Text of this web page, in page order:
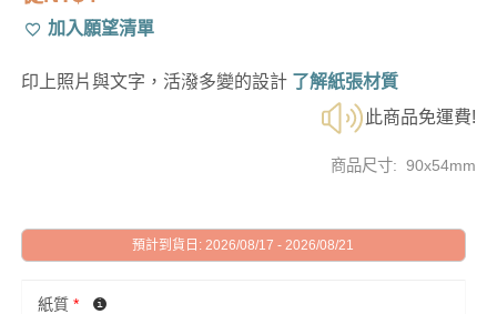
加入願望清單
印上照片與文字，活潑多變的設計 了解紙張材質
此商品免運費!
商品尺寸: 90x54mm
預計到貨日: 2026/08/17 - 2026/08/21
紙質 *